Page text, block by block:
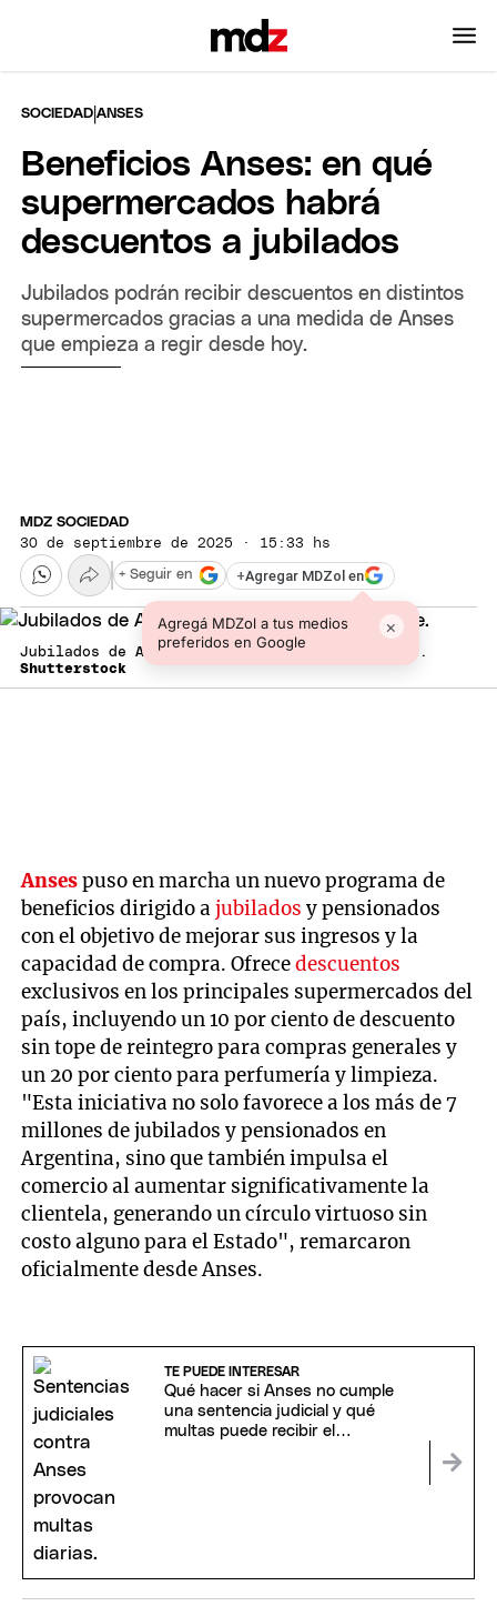
SOCIEDAD |ANSES
Beneficios Anses: en qué
supermercados habrá
descuentos a jubilados
Jubilados podrán recibir descuentos en distintos
supermercados gracias a una medida de Anses
que empieza a regir desde hoy.
MDZ SOCIEDAD
30 de septiembre de 2025 · 15:33 hs
+Agregar MDZol en
Agregá MDZol a tus medios
preferidos en Google
×
+ Seguir en
Jubilados de Anses y un nuevo beneficio clave.
Shutterstock
Ansespuso en marcha un nuevo programa de
beneficios dirigido ajubilados y pensionados
con el objetivo de mejorar sus ingresos y la
capacidad de compra. Ofrecedescuentos
exclusivos en los principales supermercados del
país, incluyendo un 10 por ciento de descuento
sin tope de reintegro para compras generales y
un 20 por ciento para perfumería y limpieza.
"Esta iniciativa no solo favorece a los más de 7
millones de jubilados y pensionados en
Argentina, sino que también impulsa el
comercio al aumentar significativamente la
clientela, generando un círculo virtuoso sin
costo alguno para el Estado", remarcaron
oficialmente desde Anses.
TE PUEDE INTERESAR
Qué hacer si Anses no cumple
una sentencia judicial y qué
multas puede recibir el